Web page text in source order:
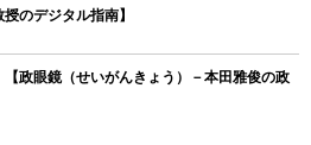
のデジタル指南】
政眼鏡（せいがんきょう）－本田雅俊の政